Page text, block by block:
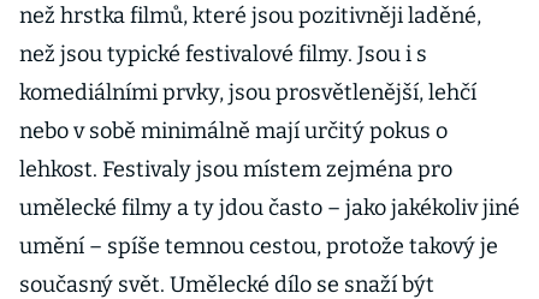
než hrstka filmů, které jsou pozitivněji laděné,
než jsou typické festivalové filmy. Jsou i s
komediálními prvky, jsou prosvětlenější, lehčí
nebo v sobě minimálně mají určitý pokus o
lehkost. Festivaly jsou místem zejména pro
umělecké filmy a ty jdou často – jako jakékoliv jiné
umění – spíše temnou cestou, protože takový je
současný svět. Umělecké dílo se snaží být